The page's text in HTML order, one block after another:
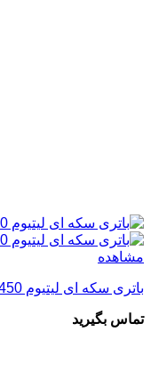
مشاهده
باتری سکه ای لیتیوم CR2450 وارتا
تماس بگیرید